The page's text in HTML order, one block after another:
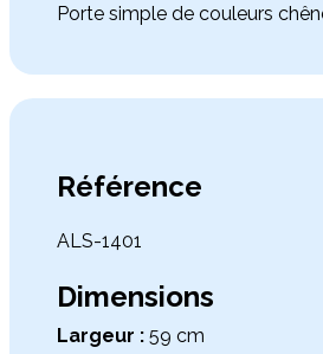
Porte simple de couleurs
Référence
ALS-1401
Dimensions
Largeur : 59 cm